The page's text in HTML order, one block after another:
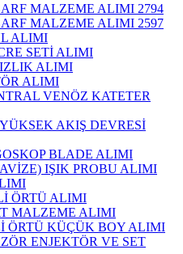
MALZEME ALIMI 2794
MALZEME ALIMI 2597
ALIMI
SETİ ALIMI
ALIMI
ALIMI
VENÖZ KATETER
AKIŞ DEVRESİ
BLADE ALIMI
IŞIK PROBU ALIMI
ÖRTÜ ALIMI
MALZEME ALIMI
ÖRTÜ KÜÇÜK BOY ALIMI
ENJEKTÖR VE SET